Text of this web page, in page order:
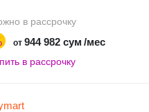
в рассрочку
от 944 982 сум /мес
в рассрочку